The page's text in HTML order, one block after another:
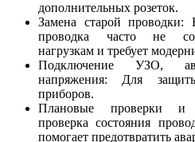
дополнительных розеток.
Замена старой проводки:
проводка часто не
нагрузкам и требует
Подключение УЗО,
напряжения: Для
приборов.
Плановые проверки и
проверка состояния
помогает предотвратить